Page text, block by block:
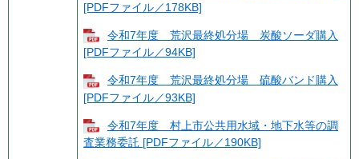
[PDFファイル／178KB]
令和7年度 荒沢最終処分場 炭酸ソーダ購入
[PDFファイル／94KB]
令和7年度 荒沢最終処分場 硫酸バンド購入
[PDFファイル／93KB]
令和7年度 村上市公共用水域・地下水等の調
査業務委託 [PDFファイル／190KB]